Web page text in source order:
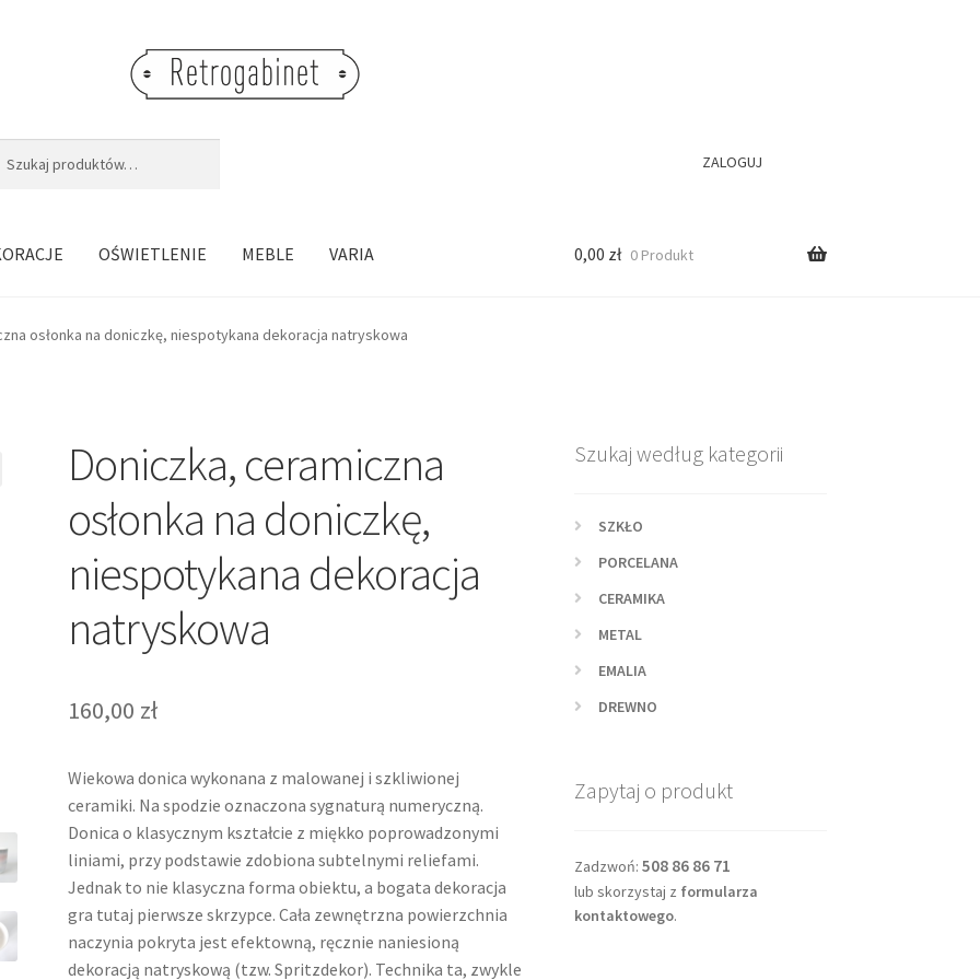
ZALOGUJ
OŚWIETLENIE MEBLE VARIA 0,00 zł 0 Produkt
osłonka na doniczkę, niespotykana dekoracja natryskowa
Doniczka, ceramiczna
osłonka na doniczkę,
niespotykana dekoracja
natryskowa
160,00 zł
Wiekowa donica wykonana z malowanej i szkliwionej
ceramiki. Na spodzie oznaczona sygnaturą numeryczną.
Donica o klasycznym kształcie z miękko poprowadzonymi
liniami, przy podstawie zdobiona subtelnymi reliefami.
Jednak to nie klasyczna forma obiektu, a bogata dekoracja
gra tutaj pierwsze skrzypce. Cała zewnętrzna powierzchnia
naczynia pokryta jest efektowną, ręcznie naniesioną
dekoracją natryskową (tzw. Spritzdekor). Technika ta, zwykle
Szukaj według kategorii
SZKŁO
PORCELANA
CERAMIKA
METAL
EMALIA
DREWNO
Zapytaj o produkt
Zadzwoń: 508 86 86 71
lub skorzystaj z formularza
kontaktowego.